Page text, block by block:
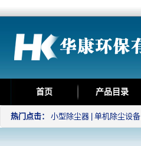
首页 产品目录
热门点击： 小型除尘器 单机除尘设备